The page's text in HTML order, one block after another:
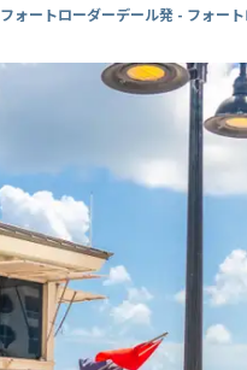
フォートローダーデール発 - フォー